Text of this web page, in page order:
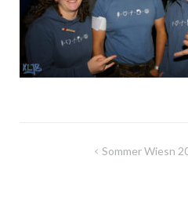
Beitragsnavigation
Sommer Wiesn